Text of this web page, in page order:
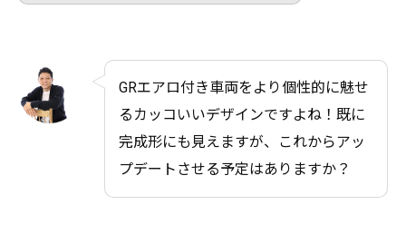
GRエアロ付き車両をより個性的に魅せ
るカッコいいデザインですよね！既に
完成形にも見えますが、これからアッ
プデートさせる予定はありますか？